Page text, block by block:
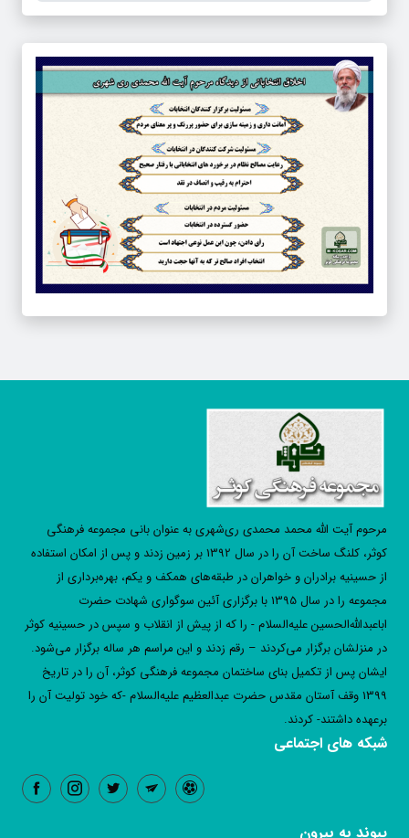
مرحوم آیت الله محمد محمدی ری‌شهری به عنوان بانی مجموعه فرهنگی
کوثر، کلنگ ساخت آن را در سال 1392 بر زمین زدند و پس از امکان استفاده
از حسینیه برادران و خواهران در طبقه‌های همکف و یکم، بهره‌برداری از
مجموعه را در سال 1395 با برگزاری آئین سوگواری شهادت حضرت
اباعبدالله‌الحسین علیه‌السلام - را که از پیش از انقلاب و سپس در حسینیه کوثر
در منزلشان برگزار می‌کردند – رقم زدند و این مراسم هر ساله برگزار می‌شود.
ایشان پس از تکمیل بنای ساختمان مجموعه فرهنگی کوثر، آن را در تاریخ
1399 وقف آستان مقدس حضرت عبدالعظیم علیه‌السلام -که خود تولیت آن را
برعهده داشتند- کردند.
شبکه های اجتماعی
پیوند به بیرون